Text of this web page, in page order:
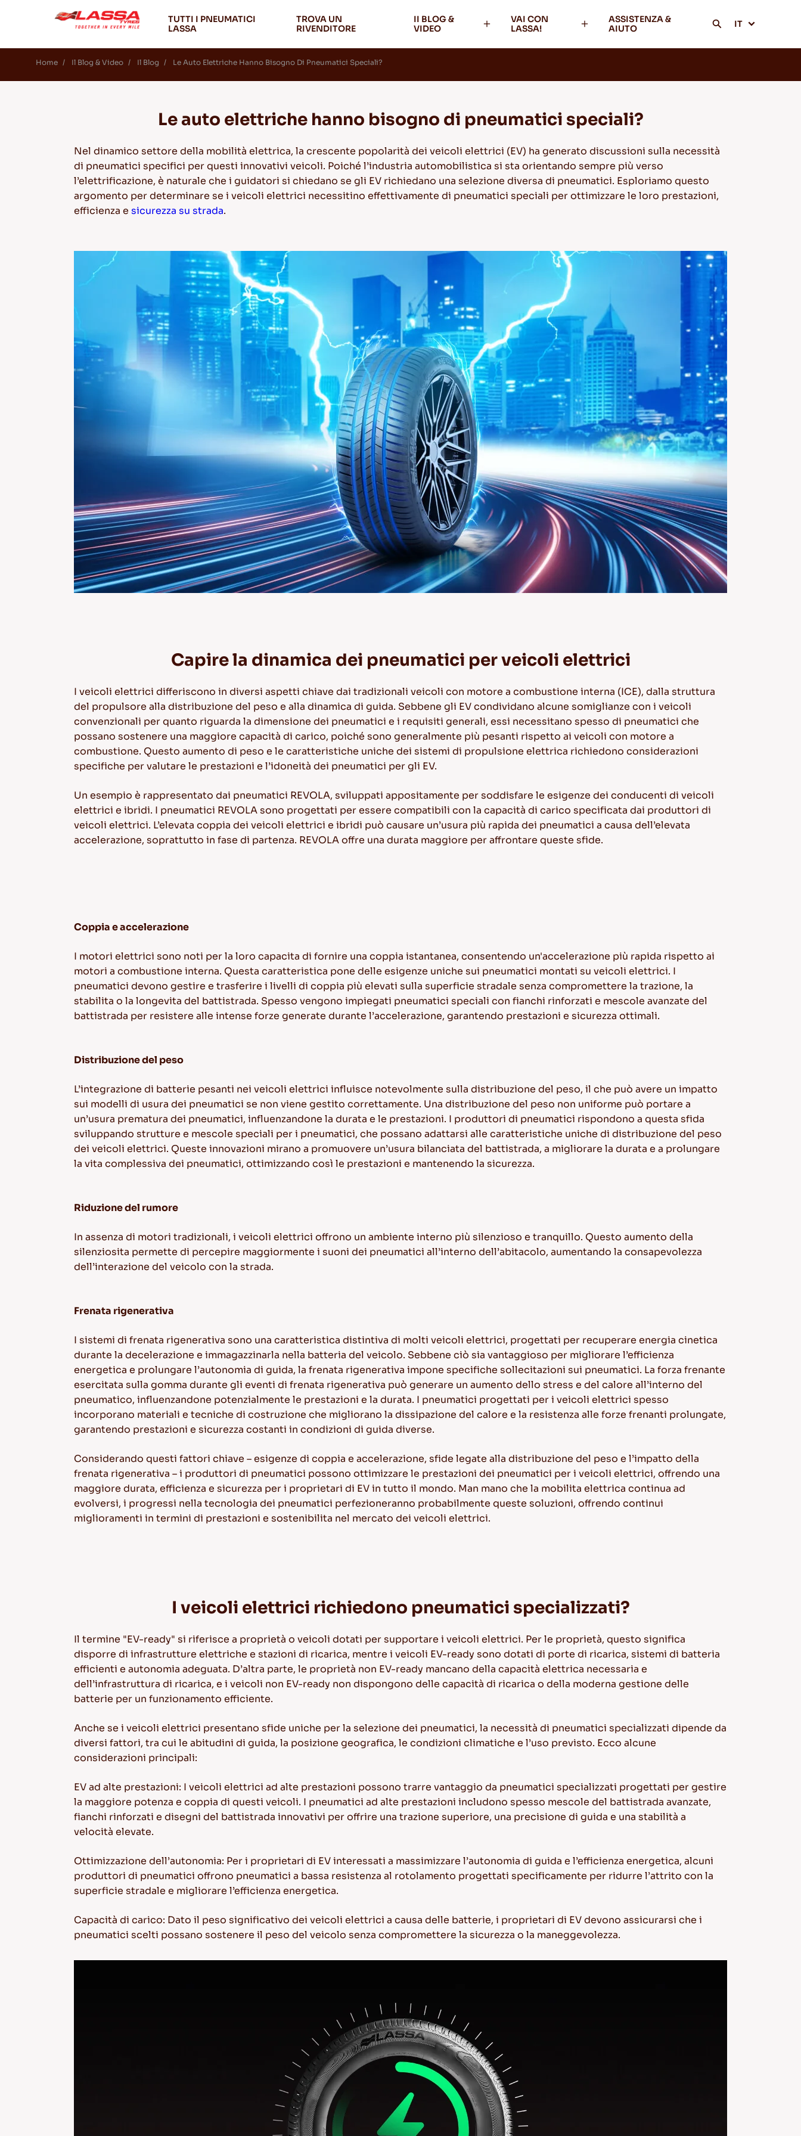
TUTTI I PNEUMATICI
LASSA
TROVA UN
RIVENDITORE
II BLOG &
VIDEO
VAI CON
LASSA!
ASSISTENZA &
AIUTO
IT
Home Il Blog & Video Il Blog Le Auto Elettriche Hanno Bisogno Di Pneumatici Speciali?
Le auto elettriche hanno bisogno di pneumatici speciali?
Nel dinamico settore della mobilità elettrica, la crescente popolarità dei veicoli elettrici (EV) ha generato discussioni sulla necessità
di pneumatici specifici per questi innovativi veicoli. Poiché l’industria automobilistica si sta orientando sempre più verso
l’elettrificazione, è naturale che i guidatori si chiedano se gli EV richiedano una selezione diversa di pneumatici. Esploriamo questo
argomento per determinare se i veicoli elettrici necessitino effettivamente di pneumatici speciali per ottimizzare le loro prestazioni,
efficienza e sicurezza su strada.
Capire la dinamica dei pneumatici per veicoli elettrici
I veicoli elettrici differiscono in diversi aspetti chiave dai tradizionali veicoli con motore a combustione interna (ICE), dalla struttura
del propulsore alla distribuzione del peso e alla dinamica di guida. Sebbene gli EV condividano alcune somiglianze con i veicoli
convenzionali per quanto riguarda la dimensione dei pneumatici e i requisiti generali, essi necessitano spesso di pneumatici che
possano sostenere una maggiore capacità di carico, poiché sono generalmente più pesanti rispetto ai veicoli con motore a
combustione. Questo aumento di peso e le caratteristiche uniche dei sistemi di propulsione elettrica richiedono considerazioni
specifiche per valutare le prestazioni e l’idoneità dei pneumatici per gli EV.
Un esempio è rappresentato dai pneumatici REVOLA, sviluppati appositamente per soddisfare le esigenze dei conducenti di veicoli
elettrici e ibridi. I pneumatici REVOLA sono progettati per essere compatibili con la capacità di carico specificata dai produttori di
veicoli elettrici. L’elevata coppia dei veicoli elettrici e ibridi può causare un’usura più rapida dei pneumatici a causa dell’elevata
accelerazione, soprattutto in fase di partenza. REVOLA offre una durata maggiore per affrontare queste sfide.
Coppia e accelerazione
I motori elettrici sono noti per la loro capacita di fornire una coppia istantanea, consentendo un'accelerazione più rapida rispetto ai
motori a combustione interna. Questa caratteristica pone delle esigenze uniche sui pneumatici montati su veicoli elettrici. I
pneumatici devono gestire e trasferire i livelli di coppia più elevati sulla superficie stradale senza compromettere la trazione, la
stabilita o la longevita del battistrada. Spesso vengono impiegati pneumatici speciali con fianchi rinforzati e mescole avanzate del
battistrada per resistere alle intense forze generate durante l’accelerazione, garantendo prestazioni e sicurezza ottimali.
Distribuzione del peso
L’integrazione di batterie pesanti nei veicoli elettrici influisce notevolmente sulla distribuzione del peso, il che può avere un impatto
sui modelli di usura dei pneumatici se non viene gestito correttamente. Una distribuzione del peso non uniforme può portare a
un’usura prematura dei pneumatici, influenzandone la durata e le prestazioni. I produttori di pneumatici rispondono a questa sfida
sviluppando strutture e mescole speciali per i pneumatici, che possano adattarsi alle caratteristiche uniche di distribuzione del peso
dei veicoli elettrici. Queste innovazioni mirano a promuovere un’usura bilanciata del battistrada, a migliorare la durata e a prolungare
la vita complessiva dei pneumatici, ottimizzando così le prestazioni e mantenendo la sicurezza.
Riduzione del rumore
In assenza di motori tradizionali, i veicoli elettrici offrono un ambiente interno più silenzioso e tranquillo. Questo aumento della
silenziosita permette di percepire maggiormente i suoni dei pneumatici all’interno dell’abitacolo, aumentando la consapevolezza
dell’interazione del veicolo con la strada.
Frenata rigenerativa
I sistemi di frenata rigenerativa sono una caratteristica distintiva di molti veicoli elettrici, progettati per recuperare energia cinetica
durante la decelerazione e immagazzinarla nella batteria del veicolo. Sebbene ciò sia vantaggioso per migliorare l’efficienza
energetica e prolungare l’autonomia di guida, la frenata rigenerativa impone specifiche sollecitazioni sui pneumatici. La forza frenante
esercitata sulla gomma durante gli eventi di frenata rigenerativa può generare un aumento dello stress e del calore all’interno del
pneumatico, influenzandone potenzialmente le prestazioni e la durata. I pneumatici progettati per i veicoli elettrici spesso
incorporano materiali e tecniche di costruzione che migliorano la dissipazione del calore e la resistenza alle forze frenanti prolungate,
garantendo prestazioni e sicurezza costanti in condizioni di guida diverse.
Considerando questi fattori chiave – esigenze di coppia e accelerazione, sfide legate alla distribuzione del peso e l’impatto della
frenata rigenerativa – i produttori di pneumatici possono ottimizzare le prestazioni dei pneumatici per i veicoli elettrici, offrendo una
maggiore durata, efficienza e sicurezza per i proprietari di EV in tutto il mondo. Man mano che la mobilita elettrica continua ad
evolversi, i progressi nella tecnologia dei pneumatici perfezioneranno probabilmente queste soluzioni, offrendo continui
miglioramenti in termini di prestazioni e sostenibilita nel mercato dei veicoli elettrici.
I veicoli elettrici richiedono pneumatici specializzati?
Il termine "EV-ready" si riferisce a proprietà o veicoli dotati per supportare i veicoli elettrici. Per le proprietà, questo significa
disporre di infrastrutture elettriche e stazioni di ricarica, mentre i veicoli EV-ready sono dotati di porte di ricarica, sistemi di batteria
efficienti e autonomia adeguata. D’altra parte, le proprietà non EV-ready mancano della capacità elettrica necessaria e
dell’infrastruttura di ricarica, e i veicoli non EV-ready non dispongono delle capacità di ricarica o della moderna gestione delle
batterie per un funzionamento efficiente.
Anche se i veicoli elettrici presentano sfide uniche per la selezione dei pneumatici, la necessità di pneumatici specializzati dipende da
diversi fattori, tra cui le abitudini di guida, la posizione geografica, le condizioni climatiche e l’uso previsto. Ecco alcune
considerazioni principali:
EV ad alte prestazioni: I veicoli elettrici ad alte prestazioni possono trarre vantaggio da pneumatici specializzati progettati per gestire
la maggiore potenza e coppia di questi veicoli. I pneumatici ad alte prestazioni includono spesso mescole del battistrada avanzate,
fianchi rinforzati e disegni del battistrada innovativi per offrire una trazione superiore, una precisione di guida e una stabilità a
velocità elevate.
Ottimizzazione dell’autonomia: Per i proprietari di EV interessati a massimizzare l’autonomia di guida e l’efficienza energetica, alcuni
produttori di pneumatici offrono pneumatici a bassa resistenza al rotolamento progettati specificamente per ridurre l’attrito con la
superficie stradale e migliorare l’efficienza energetica.
Capacità di carico: Dato il peso significativo dei veicoli elettrici a causa delle batterie, i proprietari di EV devono assicurarsi che i
pneumatici scelti possano sostenere il peso del veicolo senza compromettere la sicurezza o la maneggevolezza.